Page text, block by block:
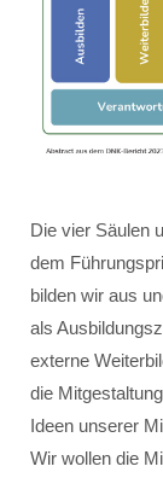
Die vier Säulen
dem
bilden wir aus
als
externe
die
Ideen unserer
Wir wollen die